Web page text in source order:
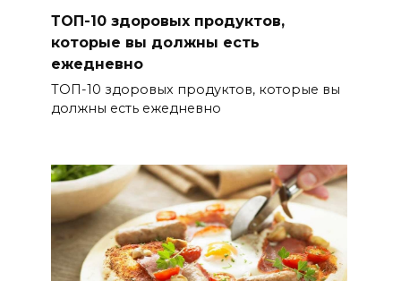
ТОП-10 здоровых продуктов,
которые вы должны есть
ежедневно
ТОП-10 здоровых продуктов, которые вы
должны есть ежедневно